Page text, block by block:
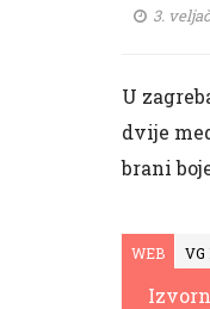
3.
U
dvije
brani
WEB VG